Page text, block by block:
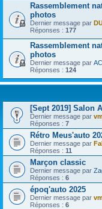
Rassemblement
photos
Dernier message par
Réponses : 177
Rassemblement
photos
Dernier message par
Réponses : 124
[Sept 2019] Salon
Dernier message par
Réponses : 7
Rétro Meus'auto
Dernier message par
Réponses : 11
Marçon classic
Dernier message par
Réponses : 6
époq'auto 2025
Dernier message par
Réponses : 6